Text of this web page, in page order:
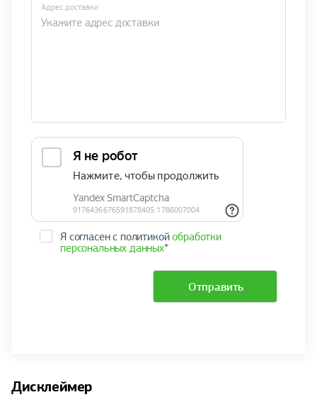
Адрес доставки
Я согласен с политикойобработки
персональных данных*
Отправить
Дисклеймер